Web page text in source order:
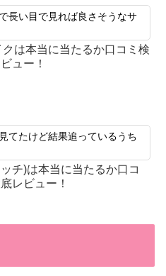
長い目で見れば良さそうなサ
は本当に当たるか口コミ検
ュー！
てたけど結果追っているうち
チ)は本当に当たるか口コ
レビュー！